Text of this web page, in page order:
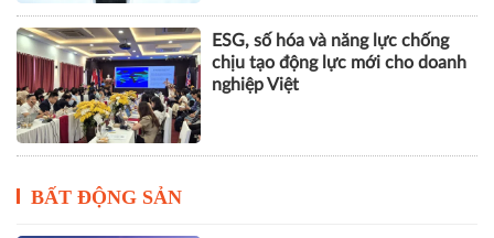
ESG, số hóa và năng lực chống
chịu tạo động lực mới cho doanh
nghiệp Việt
BẤT ĐỘNG SẢN